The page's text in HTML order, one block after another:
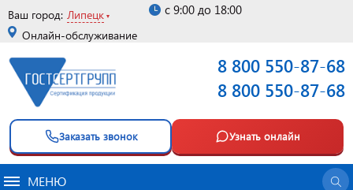
Ваш город: Липецк
Онлайн-обслуживание
с 9:00 до 18:00
8 800 550-87-68
8 800 550-87-68
Заказать звонок Узнать онлайн
МЕНЮ